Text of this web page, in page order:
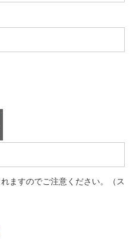
ますのでご注意ください。（ス